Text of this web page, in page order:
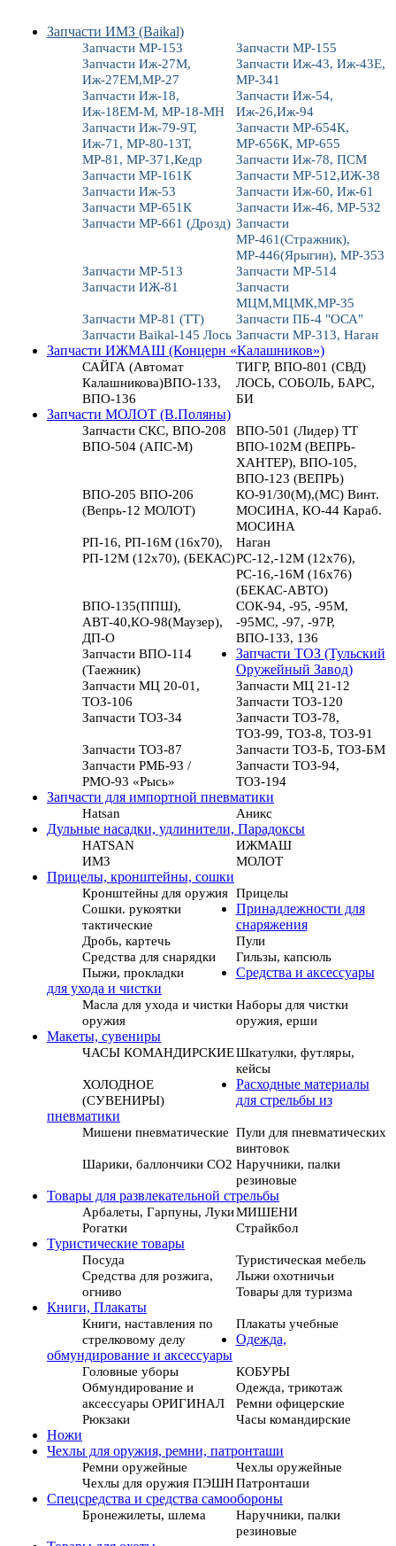
Запчасти ИМЗ (Baikal)
Запчасти МР-153
Запчасти МР-155
Запчасти Иж-27М,
Иж-27ЕМ,МР-27
Запчасти Иж-43, Иж-43Е,
МР-341
Запчасти Иж-18,
Иж-18ЕМ-М, МР-18-МН
Запчасти Иж-54,
Иж-26,Иж-94
Запчасти Иж-79-9Т,
Иж-71, МР-80-13Т,
МР-81, МР-371,Кедр
Запчасти МР-654К,
МР-656К, МР-655
Запчасти Иж-78, ПСМ
Запчасти МР-161К
Запчасти МР-512,ИЖ-38
Запчасти Иж-53
Запчасти Иж-60, Иж-61
Запчасти МР-651К
Запчасти Иж-46, МР-532
Запчасти МР-661 (Дрозд) Запчасти
МР-461(Стражник),
МР-446(Ярыгин), МР-353
Запчасти МР-513
Запчасти МР-514
Запчасти ИЖ-81
Запчасти
МЦМ,МЦМК,МР-35
Запчасти МР-81 (ТТ)
Запчасти ПБ-4 "ОСА"
Запчасти Baikal-145 Лось Запчасти МР-313, Наган
Запчасти ИЖМАШ (Концерн «Калашников»)
САЙГА (Автомат
Калашникова)ВПО-133,
ВПО-136
ТИГР, ВПО-801 (СВД)
ЛОСЬ, СОБОЛЬ, БАРС,
БИ
Запчасти МОЛОТ (В.Поляны)
Запчасти СКС, ВПО-208
ВПО-501 (Лидер) ТТ
ВПО-504 (АПС-М)
ВПО-102М (ВЕПРЬ-
ХАНТЕР), ВПО-105,
ВПО-123 (ВЕПРЬ)
ВПО-205 ВПО-206
(Вепрь-12 МОЛОТ)
КО-91/30(М),(МС) Винт.
МОСИНА, КО-44 Караб.
МОСИНА
РП-16, РП-16М (16х70),
РП-12М (12х70), (БЕКАС)
Наган
РС-12,-12М (12х76),
РС-16,-16М (16х76)
(БЕКАС-АВТО)
ВПО-135(ППШ),
АВТ-40,КО-98(Маузер),
ДП-О
СОК-94, -95, -95М,
-95МС, -97, -97Р,
ВПО-133, 136
Запчасти ВПО-114
(Таежник)
Запчасти ТОЗ (Тульский
Оружейный Завод)
Запчасти МЦ 20-01,
ТОЗ-106
Запчасти МЦ 21-12
Запчасти ТОЗ-120
Запчасти ТОЗ-34
Запчасти ТОЗ-78,
ТОЗ-99, ТОЗ-8, ТОЗ-91
Запчасти ТОЗ-87
Запчасти ТОЗ-Б, ТОЗ-БМ
Запчасти РМБ-93 /
РМО-93 «Рысь»
Запчасти ТОЗ-94,
ТОЗ-194
Запчасти для импортной пневматики
Hatsan
Аникс
Дульные насадки, удлинители, Парадоксы
HATSAN
ИЖМАШ
ИМЗ
МОЛОТ
Прицелы, кронштейны, сошки
Кронштейны для оружия Прицелы
Сошки. рукоятки
тактические
Принадлежности для
снаряжения
Дробь, картечь
Пули
Средства для снарядки
Гильзы, капсюль
Пыжи, прокладки
Средства и аксессуары
для ухода и чистки
Масла для ухода и чистки
оружия
Наборы для чистки
оружия, ерши
Макеты, сувениры
ЧАСЫ КОМАНДИРСКИЕШкатулки, футляры,
кейсы
ХОЛОДНОЕ
(СУВЕНИРЫ)
Расходные материалы
для стрельбы из
пневматики
Мишени пневматические Пули для пневматических
винтовок
Шарики, баллончики СО2 Наручники, палки
резиновые
Товары для развлекательной стрельбы
Арбалеты, Гарпуны, ЛукиМИШЕНИ
Рогатки
Страйкбол
Туристические товары
Посуда
Туристическая мебель
Средства для розжига,
огниво
Лыжи охотничьи
Товары для туризма
Книги, Плакаты
Книги, наставления по
стрелковому делу
Плакаты учебные
Одежда,
обмундирование и аксессуары
Головные уборы
КОБУРЫ
Обмундирование и
аксессуары ОРИГИНАЛ
Одежда, трикотаж
Ремни офицерские
Рюкзаки
Часы командирские
Ножи
Чехлы для оружия, ремни, патронташи
Ремни оружейные
Чехлы оружейные
Чехлы для оружия ПЭШНПатронташи
Спецсредства и средства самообороны
Бронежилеты, шлема
Наручники, палки
резиновые